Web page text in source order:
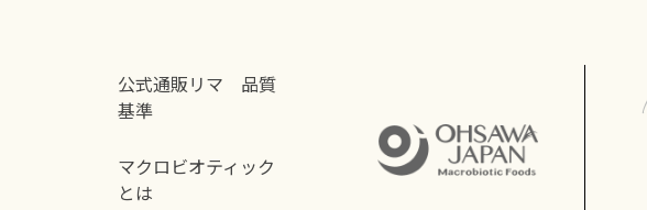
公式通販リマ 品質
基準
マクロビオティック
とは